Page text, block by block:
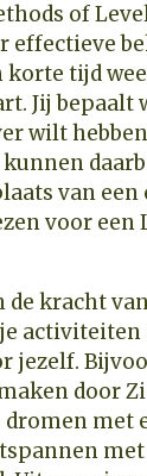
of
effectieve
korte tijd
Jij bepaalt
wilt
van
voor een
de kracht
jezelf.
door
dromen met